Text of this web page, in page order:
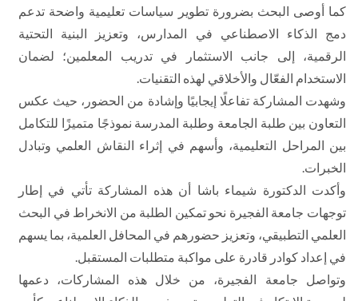
كما أوصى البحث بضرورة تطوير سياسات تعليمية واضحة تدعم
دمج الذكاء الاصطناعي في المدارس، وتعزيز البنية التحتية
الرقمية، إلى جانب الاستثمار في تدريب المعلمين؛ لضمان
الاستخدام الفعّال والأخلاقي لهذه التقنيات.
وشهدت المشاركة تفاعلًا إيجابيًا وإشادة من الحضور، حيث عكس
التعاون بين طلبة الجامعة وطلبة المدرسة نموذجًا متميزًا للتكامل
بين المراحل التعليمية، وأسهم في إثراء النقاش العلمي وتبادل
الخبرات.
وأكدت الدكتورة شيماء باشا أن هذه المشاركة تأتي في إطار
توجهات جامعة الفجيرة نحو تمكين الطلبة من الانخراط في البحث
العلمي التطبيقي، وتعزيز حضورهم في المحافل العلمية، بما يسهم
في إعداد كوادر قادرة على مواكبة متطلبات المستقبل.
وتواصل جامعة الفجيرة، من خلال هذه المشاركات، دعمها